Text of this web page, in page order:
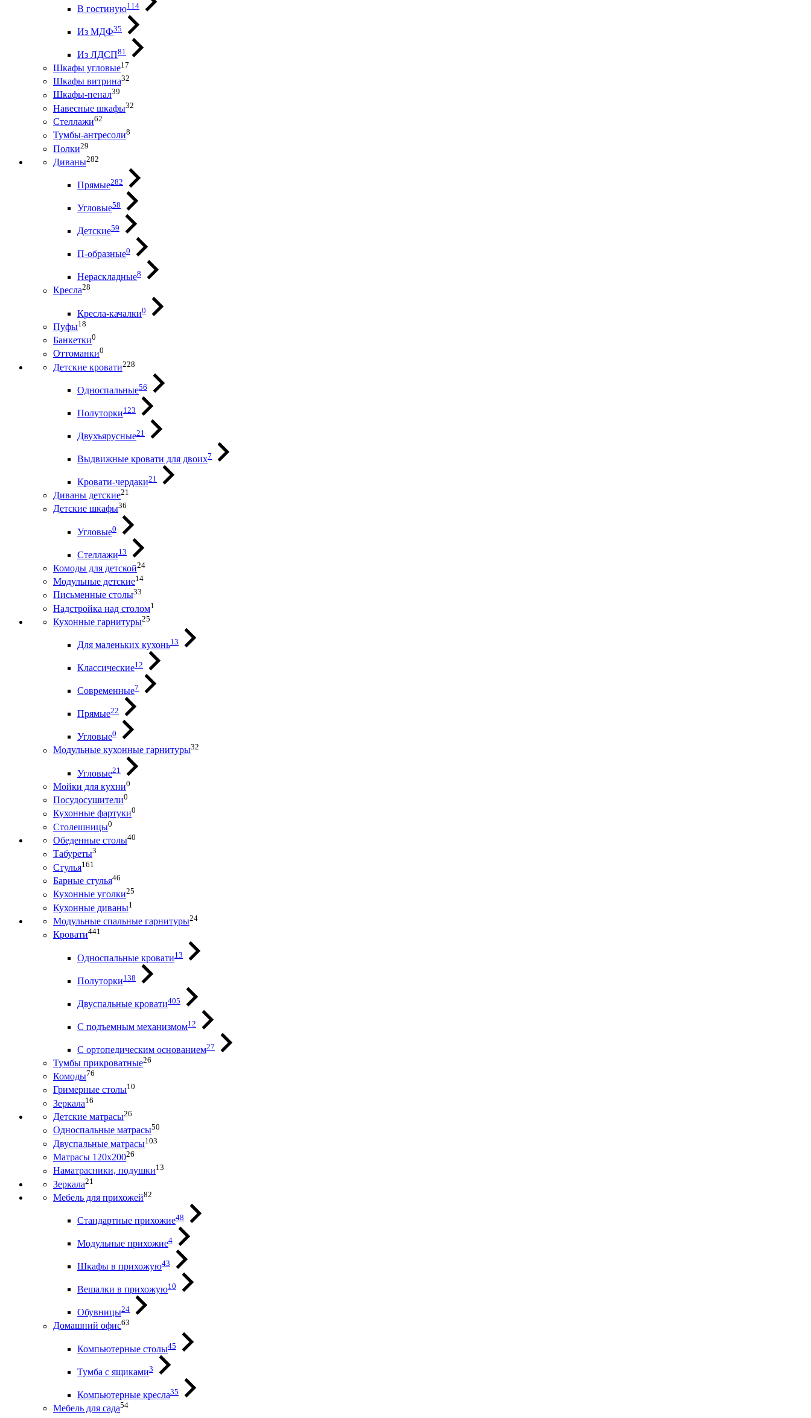
В гостиную114
Из МДФ35
Из ЛДСП81
Шкафы угловые17
Шкафы витрина32
Шкафы-пенал39
Навесные шкафы32
Стеллажи62
Тумбы-антресоли8
Полки29
Диваны282
Прямые282
Угловые58
Детские59
П-образные0
Нераскладные8
Кресла28
Кресла-качалки0
Пуфы18
Банкетки0
Оттоманки0
Детские кровати228
Односпальные56
Полуторки123
Двухъярусные21
Выдвижные кровати для двоих7
Кровати-чердаки21
Диваны детские21
Детские шкафы36
Угловые0
Стеллажи13
Комоды для детской24
Модульные детские14
Письменные столы33
Надстройка над столом1
Кухонные гарнитуры25
Для маленьких кухонь13
Классические12
Современные7
Прямые22
Угловые0
Модульные кухонные гарнитуры32
Угловые21
Мойки для кухни0
Посудосушители0
Кухонные фартуки0
Столешницы0
Обеденные столы40
Табуреты3
Стулья161
Барные стулья46
Кухонные уголки25
Кухонные диваны1
Модульные спальные гарнитуры24
Кровати441
Односпальные кровати13
Полуторки138
Двуспальные кровати405
С подъемным механизмом12
С ортопедическим основанием27
Тумбы прикроватные26
Комоды76
Гримерные столы10
Зеркала16
Детские матрасы26
Односпальные матрасы50
Двуспальные матрасы103
Матрасы 120х20026
Наматрасники, подушки13
Зеркала21
Мебель для прихожей82
Стандартные прихожие48
Модульные прихожие4
Шкафы в прихожую43
Вешалки в прихожую10
Обувницы24
Домашний офис63
Компьютерные столы45
Тумба с ящиками3
Компьютерные кресла35
Мебель для сада54